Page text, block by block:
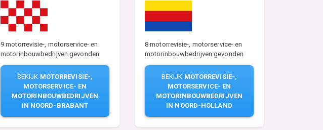
9 motorrevisie-, motorservice- en
motorinbouwbedrijven gevonden
BEKIJK MOTORREVISIE-,
MOTORSERVICE- EN
MOTORINBOUWBEDRIJVEN
IN NOORD-BRABANT
8 motorrevisie-, motorservice- en
motorinbouwbedrijven gevonden
BEKIJK MOTORREVISIE-,
MOTORSERVICE- EN
MOTORINBOUWBEDRIJVEN
IN NOORD-HOLLAND